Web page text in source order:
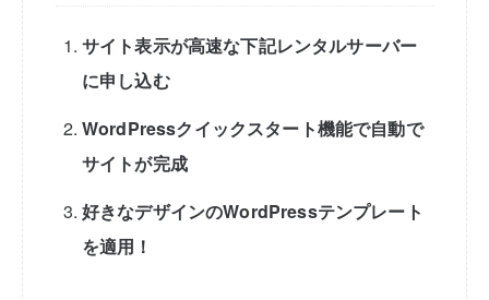
サイト表示が高速な下記レンタルサーバー
に申し込む
WordPressクイックスタート機能で自動で
サイトが完成
好きなデザインのWordPressテンプレート
を適用！